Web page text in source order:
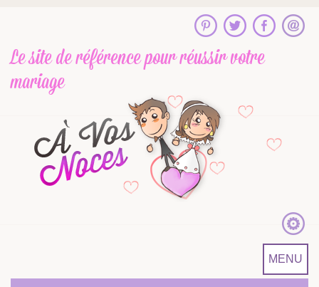
Le site de référencepour réussir votre
mariage
MENU